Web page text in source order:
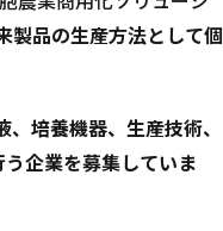
製品の生産方法として個
、培養機器、生産技術、
企業を募集していま